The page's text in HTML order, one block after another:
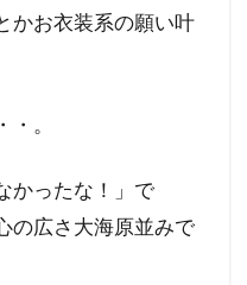
かお衣装系の願い叶
。
かったな！」で
の広さ大海原並みで